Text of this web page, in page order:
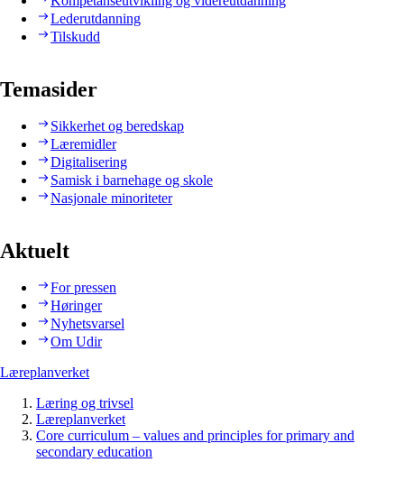
Lederutdanning
Tilskudd
Temasider
Sikkerhet og beredskap
Læremidler
Digitalisering
Samisk i barnehage og skole
Nasjonale minoriteter
Aktuelt
For pressen
Høringer
Nyhetsvarsel
Om Udir
Læreplanverket
Læring og trivsel
Læreplanverket
Core curriculum – values and principles for primary and
secondary education